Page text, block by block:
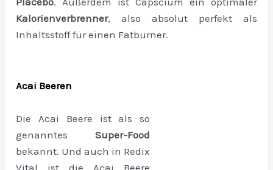
Kalorienverbrenner, also absolut perfekt als
Inhaltsstoff für einen Fatburner.
Acai Beeren
Die Acai Beere ist als so
genanntesSuper-Food
bekannt. Und auch in Redix